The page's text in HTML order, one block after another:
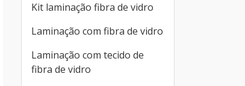
Kit laminação fibra de vidro
Laminação com fibra de vidro
Laminação com tecido de
fibra de vidro